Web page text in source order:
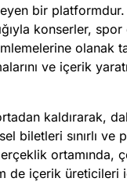
bir
konserler,
olanak
ve içerik
kaldırarak,
biletleri sınırlı ve
ortamında,
de içerik üreticileri